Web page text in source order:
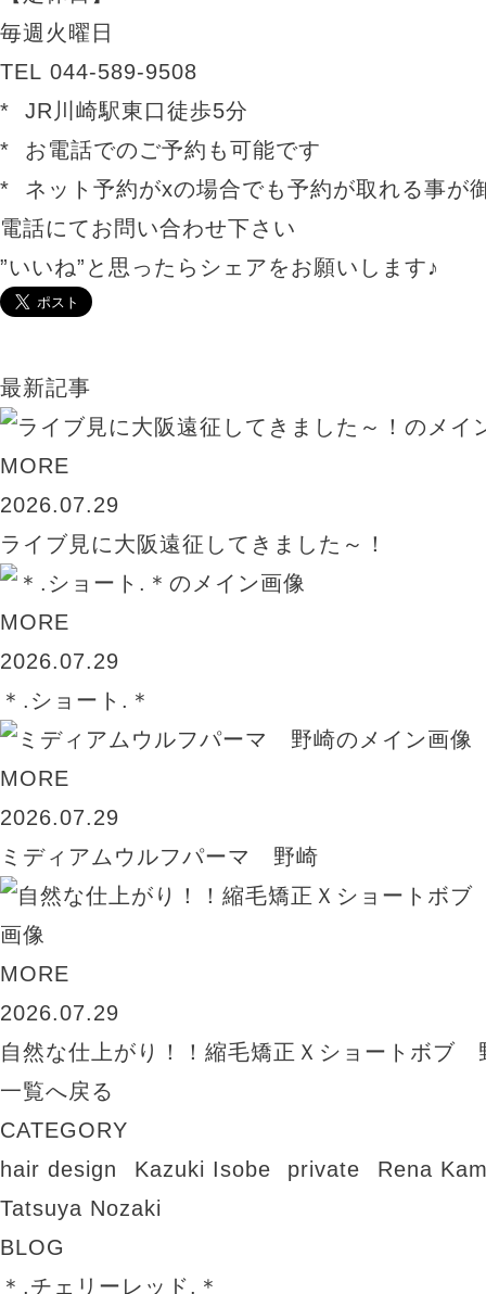
毎週火曜日
TEL 044-589-9508
* JR川崎駅東口徒歩5分
* お電話でのご予約も可能です
* ネット予約がxの場合でも予約が取れる事が
電話にてお問い合わせ下さい
”いいね”と思ったらシェアをお願いします♪
最新記事
MORE
2026.07.29
ライブ見に大阪遠征してきました～！
MORE
2026.07.29
＊.ショート.＊
MORE
2026.07.29
ミディアムウルフパーマ 野崎
MORE
2026.07.29
自然な仕上がり！！縮毛矯正Ｘショートボブ
一覧へ戻る
CATEGORY
hair design
Kazuki Isobe private
Rena
Tatsuya Nozaki
BLOG
＊.チェリーレッド.＊